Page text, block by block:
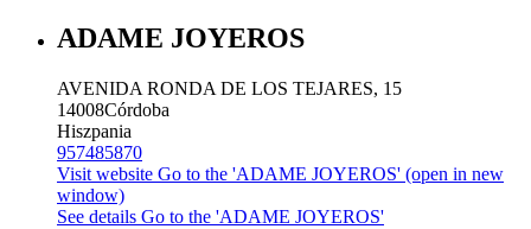
ADAME JOYEROS
AVENIDA RONDA DE LOS TEJARES, 15
14008Córdoba
Hiszpania
957485870
Visit website Go to the 'ADAME JOYEROS' (open in new
window)
See details Go to the 'ADAME JOYEROS'